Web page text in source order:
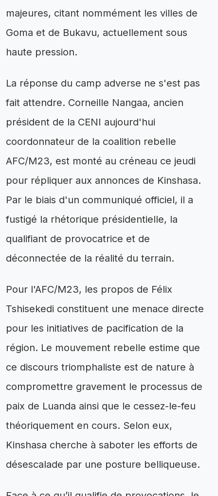
majeures, citant nommément les villes de
Goma et de Bukavu, actuellement sous
haute pression.
La réponse du camp adverse ne s'est pas
fait attendre. Corneille Nangaa, ancien
président de la CENI aujourd'hui
coordonnateur de la coalition rebelle
AFC/M23, est monté au créneau ce jeudi
pour répliquer aux annonces de Kinshasa.
Par le biais d'un communiqué officiel, il a
fustigé la rhétorique présidentielle, la
qualifiant de provocatrice et de
déconnectée de la réalité du terrain.
Pour l'AFC/M23, les propos de Félix
Tshisekedi constituent une menace directe
pour les initiatives de pacification de la
région. Le mouvement rebelle estime que
ce discours triomphaliste est de nature à
compromettre gravement le processus de
paix de Luanda ainsi que le cessez-le-feu
théoriquement en cours. Selon eux,
Kinshasa cherche à saboter les efforts de
désescalade par une posture belliqueuse.